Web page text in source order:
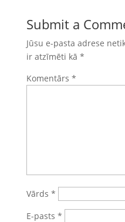
Submit a
Jūsu e-pasta adrese
ir atzīmēti kā *
Komentārs *
Vārds *
E-pasts *